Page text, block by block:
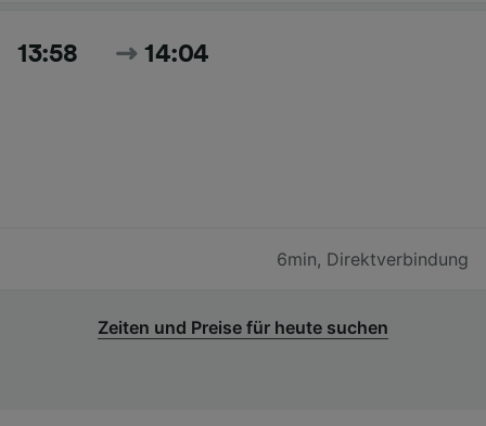
13:58 14:04
6min, Direktverbindung
Zeiten und Preise für heute suchen